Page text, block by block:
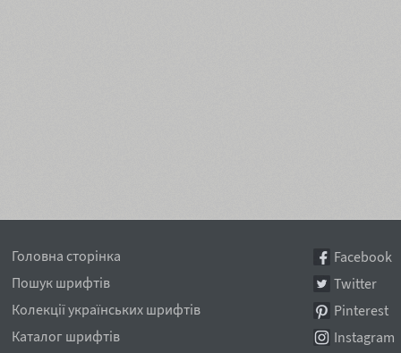
Головна сторінка
Пошук шрифтів
Колекції українських шрифтів
Каталог шрифтів
Facebook
Twitter
Pinterest
Instagram